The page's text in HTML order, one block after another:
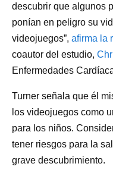
descubrir que algunos
ponían en peligro su
videojuegos”, afirma la
coautor del estudio,
Enfermedades
Turner señala que él
los videojuegos como
para los niños.
tener riesgos para la
grave descubrimiento.